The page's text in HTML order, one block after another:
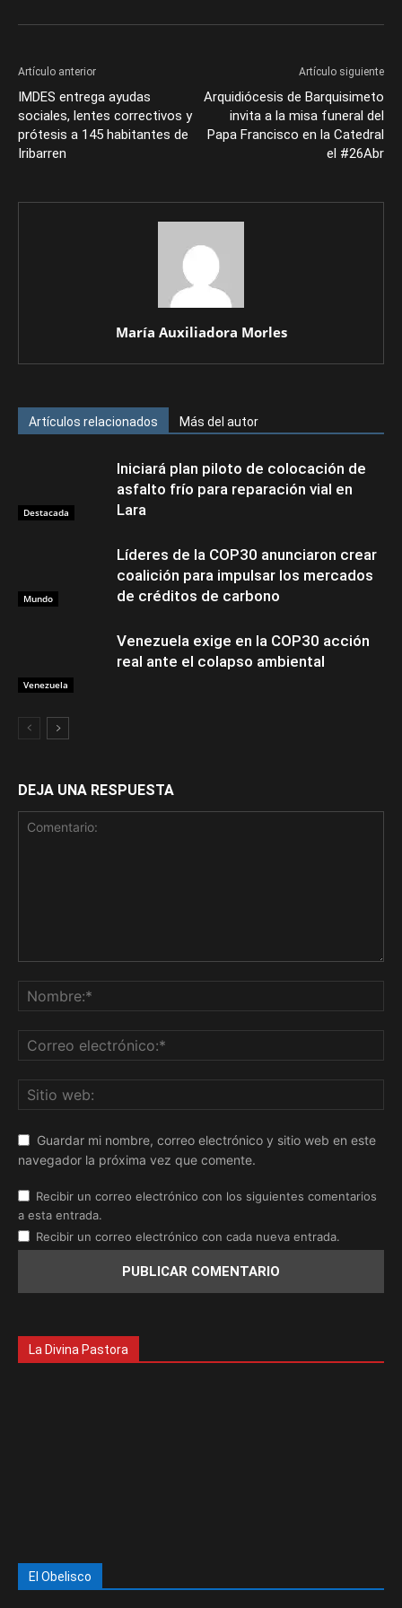
Artículo anterior
IMDES entrega ayudas
sociales, lentes correctivos y
prótesis a 145 habitantes de
Iribarren
Artículo siguiente
Arquidiócesis de Barquisimeto
invita a la misa funeral del
Papa Francisco en la Catedral
el #26Abr
María Auxiliadora Morles
Artículos relacionados Más del autor
Destacada
Iniciará plan piloto de colocación de
asfalto frío para reparación vial en
Lara
Mundo
Líderes de la COP30 anunciaron crear
coalición para impulsar los mercados
de créditos de carbono
Venezuela
Venezuela exige en la COP30 acción
real ante el colapso ambiental
DEJA UNA RESPUESTA
Guardar mi nombre, correo electrónico y sitio web en este
navegador la próxima vez que comente.
Recibir un correo electrónico con los siguientes comentarios
a esta entrada.
Recibir un correo electrónico con cada nueva entrada.
La Divina Pastora
El Obelisco